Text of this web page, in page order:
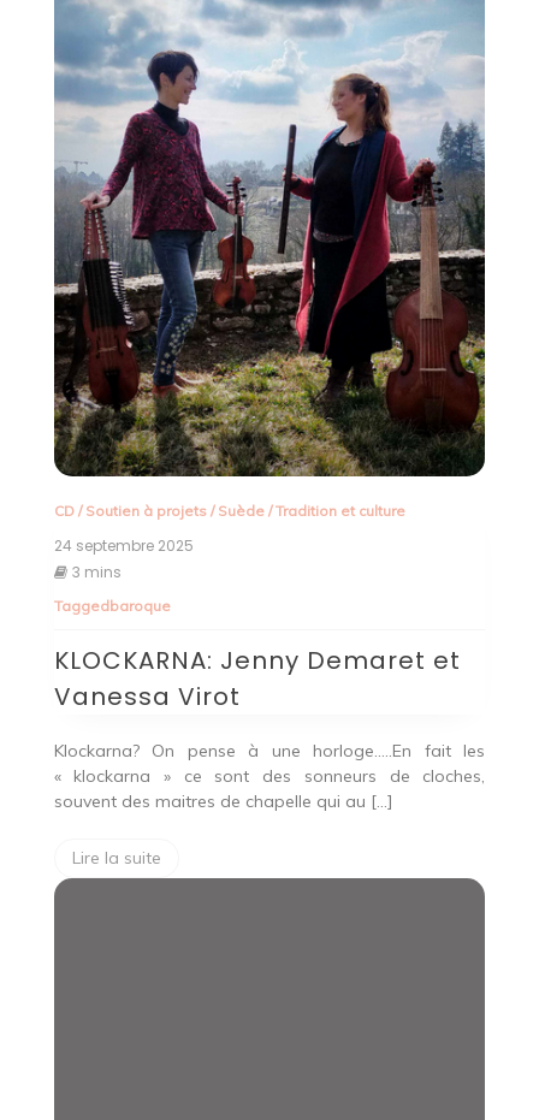
CD/ Soutien à projets/ Suède/Tradition et culture
24 septembre 2025
3 mins
Taggedbaroque
KLOCKARNA: Jenny Demaret et
Vanessa Virot
Klockarna? On pense à une horloge…..En fait les
« klockarna » ce sont des sonneurs de cloches,
souvent des maitres de chapelle qui au […]
Lire la suite